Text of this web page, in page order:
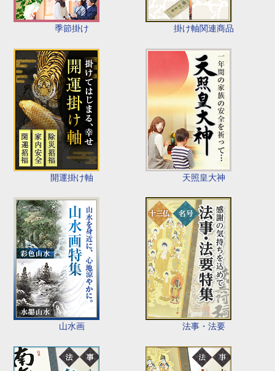
季節掛け 掛け軸関連商品
開運掛け軸 天照皇大神
山水画 法事・法要